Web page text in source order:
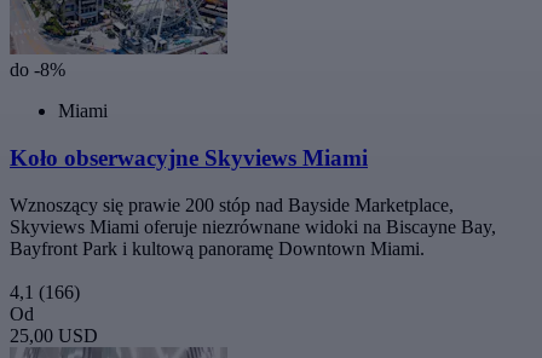
do -8%
Miami
Koło obserwacyjne Skyviews Miami
Wznoszący się prawie 200 stóp nad Bayside Marketplace,
Skyviews Miami oferuje niezrównane widoki na Biscayne Bay,
Bayfront Park i kultową panoramę Downtown Miami.
4,1 (166)
Od
25,00 USD